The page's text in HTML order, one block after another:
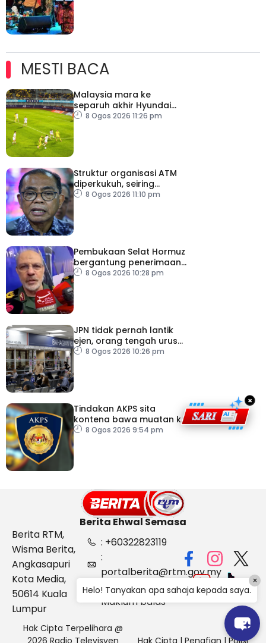
MESTI BACA
Malaysia mara ke
separuh akhir Hyundai
ASEAN Cup
8 Ogos 2026 11:26 pm
Struktur organisasi ATM
diperkukuh, seiring
pemodenan aset
8 Ogos 2026 11:10 pm
Pembukaan Selat Hormuz
bergantung penerimaan
AS – IRGC
8 Ogos 2026 10:28 pm
JPN tidak pernah lantik
ejen, orang tengah urus
dokumentasi
8 Ogos 2026 10:26 pm
Tindakan AKPS sita
kontena bawa muatan ke
Israel bukti ketegasan
8 Ogos 2026 9:54 pm
×
Berita Ehwal Semasa
Berita RTM,
Wisma Berita,
Angkasapuri
Kota Media,
50614 Kuala
Lumpur
: +60322823119
:
portalberita@rtm.gov.my
: Aduan &
Maklum balas
Hak Cipta Terpelihara @
Helo! Tanyakan apa sahaja kepada saya.
×